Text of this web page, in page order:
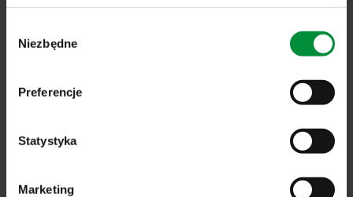
zgody
Niezbędne
Preferencje
Statystyka
Marketing
zachować w tajemnicy i teraz mamy na to rozwiązanie,
które nie organiczna dopływu światła słonecznego.
konsultanta o wycenę, dostępne systemy oraz
Udostępnij artykuł